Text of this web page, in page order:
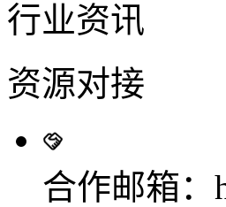
行业资讯
资源对接
合作邮箱：